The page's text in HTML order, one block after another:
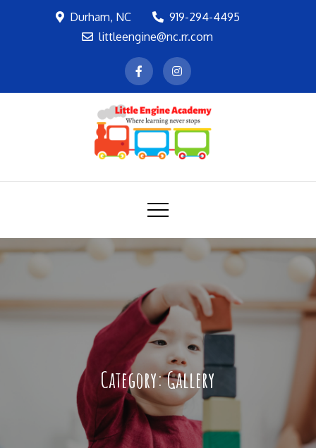
Durham, NC
919-294-4495
littleengine@nc.rr.com
LEA
Where learning never stops
Category:Gallery